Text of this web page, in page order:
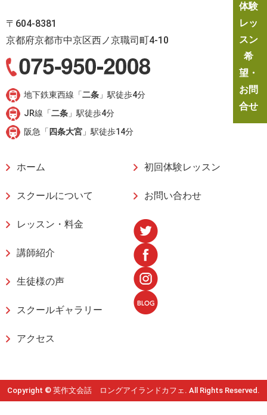
〒604-8381
京都府京都市中京区西ノ京職司町4-10
地下鉄東西線「二条 」駅徒歩4分
JR線「二条 」駅徒歩4分
阪急「 四条大宮 」駅徒歩14分
ホーム
スクールについて
レッスン・料金
講師紹介
生徒様の声
スクールギャラリー
アクセス
初回体験レッスン
お問い合わせ
体験
レッ
スン
希
望・
お問
合せ
Copyright © 英作文会話 ロングアイランドカフェ. All Rights Reserved.